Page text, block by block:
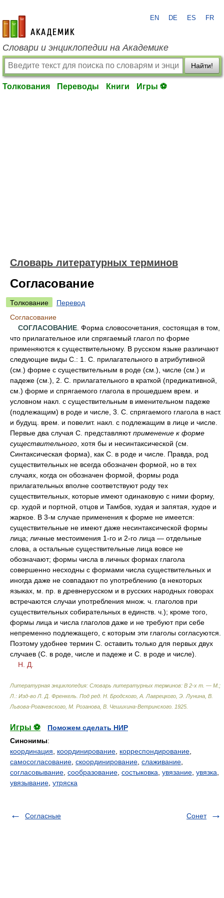
academic.ru
EN DE ES FR
Словари и энциклопедии на Академике
Найти!
Толкования Переводы Книги Игры ⚽
Словарь литературных терминов
Согласование
Толкование
Перевод
Согласование
СОГЛАСОВАНИЕ . Форма словосочетания, состоящая в том,
что прилагательное или спрягаемый глагол по форме
применяются к существительному. В русском языке различают
следующие виды С.: 1. С. прилагательного в атрибутивной
(см.) форме с существительным в роде (см.), числе (см.) и
падеже (см.), 2. С. прилагательного в краткой (предикативной,
см.) форме и спрягаемого глагола в прошедшем врем. и
условном накл. с существительным в именительном падеже
(подлежащим) в роде и числе, 3. С. спрягаемого глагола в наст.
и будущ. врем. и повелит. накл. с подлежащим в лице и числе.
Первые два случая С. представляютприменение к форме
существительного , хотя бы и несинтаксической (см.
Синтаксическая форма), как С. в роде и числе. Правда, род
существительных не всегда обозначен формой, но в тех
случаях, когда он обозначен формой, формы рода
прилагательных вполне соответствуют роду тех
существительных, которые имеют одинаковую с ними форму,
ср. худой и портной, отцов и Тамбов, худая и запятая, худое и
жаркое. В 3-м случае применения к форме не имеется:
существительные не имеют даже несинтаксической формы
лица; личные местоимения 1-го и 2-го лица — отдельные
слова, а остальные существительные лица вовсе не
обозначают; формы числа в личных формах глагола
совершенно несходны с формами числа существительных и
иногда даже не совпадают по употреблению (в некоторых
языках, м. пр. в древнерусском и в русских народных говорах
встречаются случаи употребления множ. ч. глаголов при
существительных собирательных в единств. ч.); кроме того,
формы лица и числа глаголов даже и не требуют при себе
непременно подлежащего, с которым эти глаголы согласуются.
Поэтому удобнее термин С. оставить только для первых двух
случаев (С. в роде, числе и падеже и С. в роде и числе).
Н. Д.
Литературная энциклопедия: Словарь литературных терминов: В 2-х т. — М.;
Л.: Изд-во Л. Д. Френкель Под ред. Н. Бродского, А. Лаврецкого, Э. Лунина, В.
Львова-Рогачевского, М. Розанова, В. Чешихина-Ветринского 1925
Игры ⚽
Поможем сделать НИР
Синонимы:
координация
координирование корреспондирование
самосогласование скоординирование слаживание
согласовывание сообразование состыковка увязание увязка
увязывание утряска
Согласные Сонет